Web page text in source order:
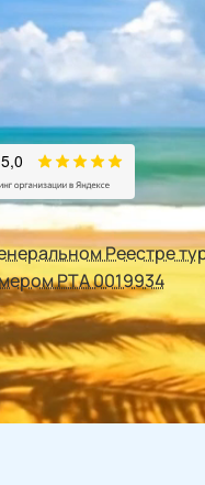
Реестре
РТА 0019934